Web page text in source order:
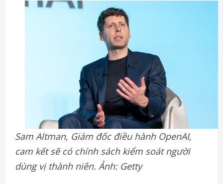
Sam Altman, Giám đốc điều hành OpenAI,
cam kết sẽ có chính sách kiểm soát người
dùng vị thành niên. Ảnh: Getty